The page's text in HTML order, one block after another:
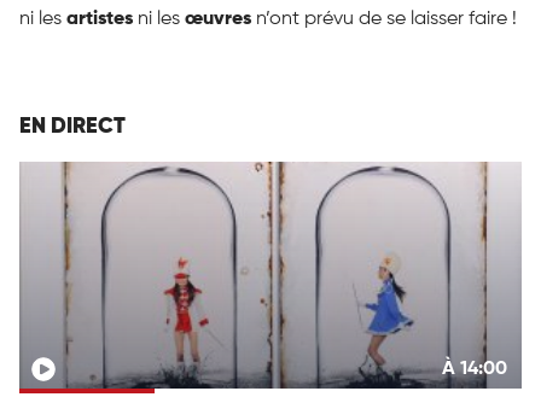
ni les artistes ni les œuvres n’ont prévu de se laisser faire !
EN DIRECT
À 14:00